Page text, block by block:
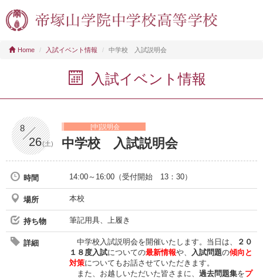
Home 入試イベント情報 中学校 入試説明会
入試イベント情報
8
26(土)
[中]説明会
中学校 入試説明会
時間 14:00～16:00（受付開始 13：30）
場所 本校
持ち物 筆記用具、上履き
詳細 中学校入試説明会を開催いたします。当日は、
２０
１８度入試についての最新情報や、 入試問題の傾向と
対策についてもお話させていただきます。
また、お越しいただいた皆さまに、 過去問題集をプ